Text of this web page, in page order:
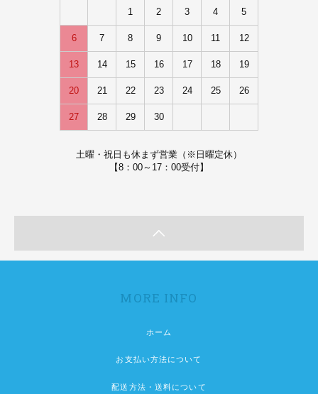
1 2 3 4 5
6 7 8 9 10 11 12
13 14 15 16 17 18 19
20 21 22 23 24 25 26
27 28 29 30
土曜・祝日も休まず営業（※日曜定休）
【8：00～17：00受付】
MORE INFO
ホーム
お支払い方法について
配送方法・送料について